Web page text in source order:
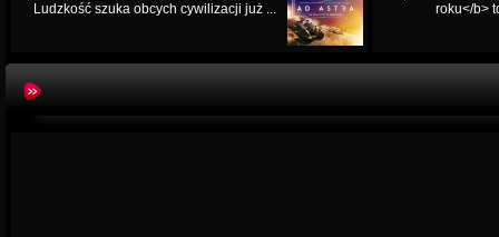
Ludzkość szuka obcych cywilizacji już ...
roku</b>